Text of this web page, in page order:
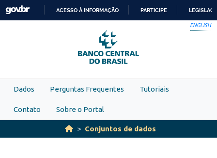
Skip to main content
PARA
O
CONTEÚDO
ACESSO À INFORMAÇÃO PARTICIPE
ENGLISH
Dados Perguntas Frequentes Tutoriais
Contato Sobre o Portal
Conjuntos de dados